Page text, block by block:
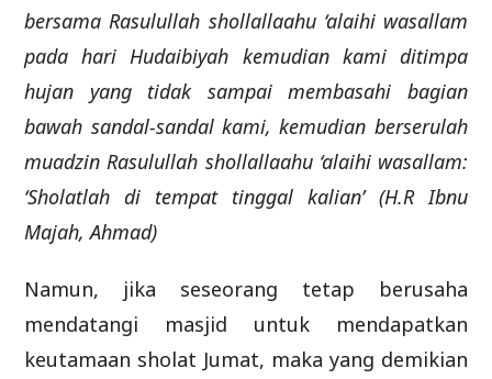
bersama Rasulullah shollallaahu ‘alaihi wasallam
pada hari Hudaibiyah kemudian kami ditimpa
hujan yang tidak sampai membasahi bagian
bawah sandal-sandal kami, kemudian berserulah
muadzin Rasulullah shollallaahu ‘alaihi wasallam:
‘Sholatlah di tempat tinggal kalian’ (H.R Ibnu
Majah, Ahmad)
Namun, jika seseorang tetap berusaha
mendatangi masjid untuk mendapatkan
keutamaan sholat Jumat, maka yang demikian